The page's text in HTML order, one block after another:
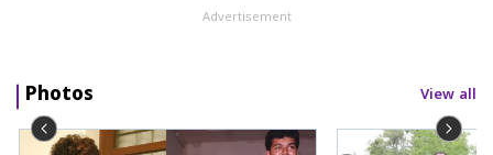
Advertisement
Photos View all